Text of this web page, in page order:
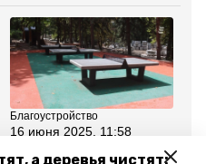
а деревья чистят:
Благоустройство
16 июня 2025, 11:58
благоустройство